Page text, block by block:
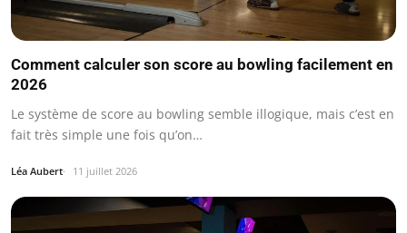
Comment calculer son score au bowling facilement en
2026
Le système de score au bowling semble illogique, mais c’est en
fait très simple une fois qu’on…
Léa Aubert 11 juillet 2026